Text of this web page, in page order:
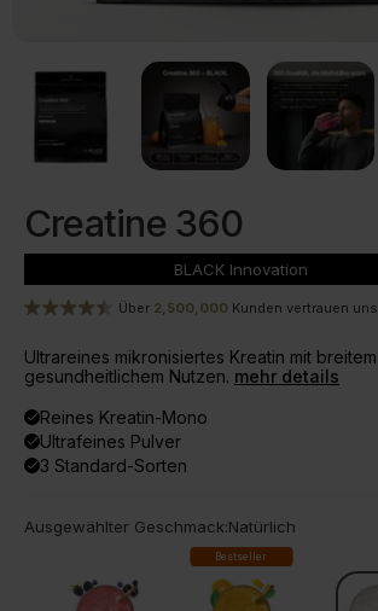
Creatine 360
BLACK Innovation
Über 2,500,000 Kunden vertrauen uns
Ultrareines mikronisiertes Kreatin mit breitem
gesundheitlichem Nutzen. mehr details
doneReines Kreatin-Mono
doneUltrafeines Pulver
done3 Standard-Sorten
Ausgewählter Geschmack:Natürlich
Bestseller